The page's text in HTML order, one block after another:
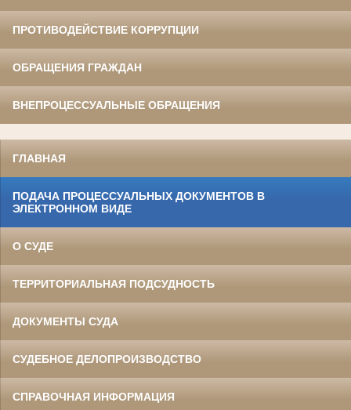
ПРОТИВОДЕЙСТВИЕ КОРРУПЦИИ
ОБРАЩЕНИЯ ГРАЖДАН
ВНЕПРОЦЕССУАЛЬНЫЕ ОБРАЩЕНИЯ
ГЛАВНАЯ
ПОДАЧА ПРОЦЕССУАЛЬНЫХ ДОКУМЕНТОВ В
ЭЛЕКТРОННОМ ВИДЕ
О СУДЕ
ТЕРРИТОРИАЛЬНАЯ ПОДСУДНОСТЬ
ДОКУМЕНТЫ СУДА
СУДЕБНОЕ ДЕЛОПРОИЗВОДСТВО
СПРАВОЧНАЯ ИНФОРМАЦИЯ